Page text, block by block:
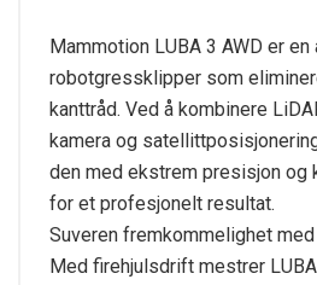
Mammotion LUBA 3 AWD er
robotgressklipper som
kanttråd. Ved å kombinere
kamera og
den med ekstrem presisjon
for et profesjonelt resultat.
Suveren fremkommelighet
Med firehjulsdrift mestrer